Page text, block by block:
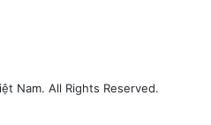
Nam. All Rights Reserved.